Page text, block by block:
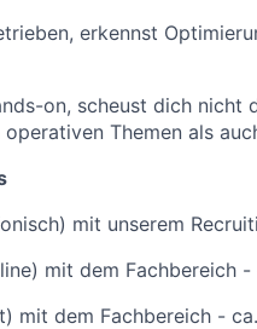
erkennst
on, scheust dich nicht
Themen als
mit unserem
mit dem Fachbereich
mit dem Fachbereich -